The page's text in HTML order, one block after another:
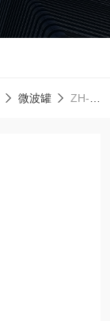
微波罐 ZH-TFM微波消解适用食品安全检测配CEMM55ml微波管